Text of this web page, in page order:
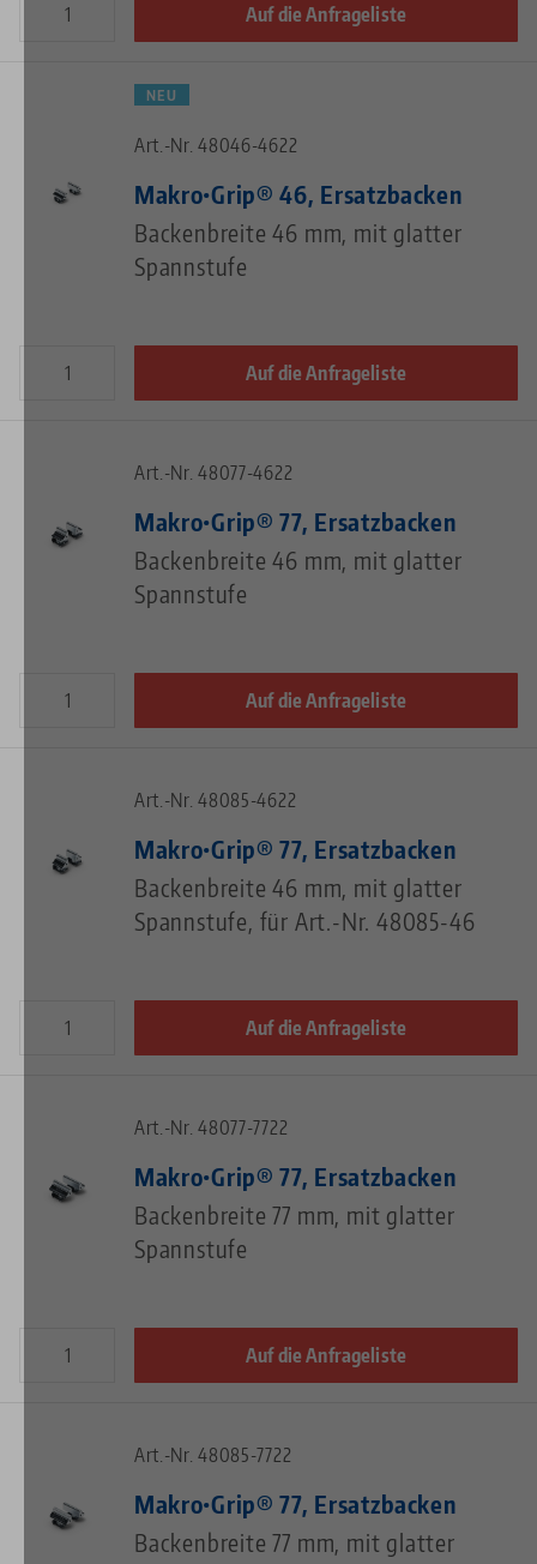
Auf die Anfrageliste
NEU
Art.-Nr. 48046-4622
Makro•Grip® 46, Ersatzbacken
Backenbreite 46 mm, mit glatter
Spannstufe
Auf die Anfrageliste
Art.-Nr. 48077-4622
Makro•Grip® 77, Ersatzbacken
Backenbreite 46 mm, mit glatter
Spannstufe
Auf die Anfrageliste
Art.-Nr. 48085-4622
Makro•Grip® 77, Ersatzbacken
Backenbreite 46 mm, mit glatter
Spannstufe, für Art.-Nr. 48085-46
Auf die Anfrageliste
Art.-Nr. 48077-7722
Makro•Grip® 77, Ersatzbacken
Backenbreite 77 mm, mit glatter
Spannstufe
Auf die Anfrageliste
Art.-Nr. 48085-7722
Makro•Grip® 77, Ersatzbacken
Backenbreite 77 mm, mit glatter